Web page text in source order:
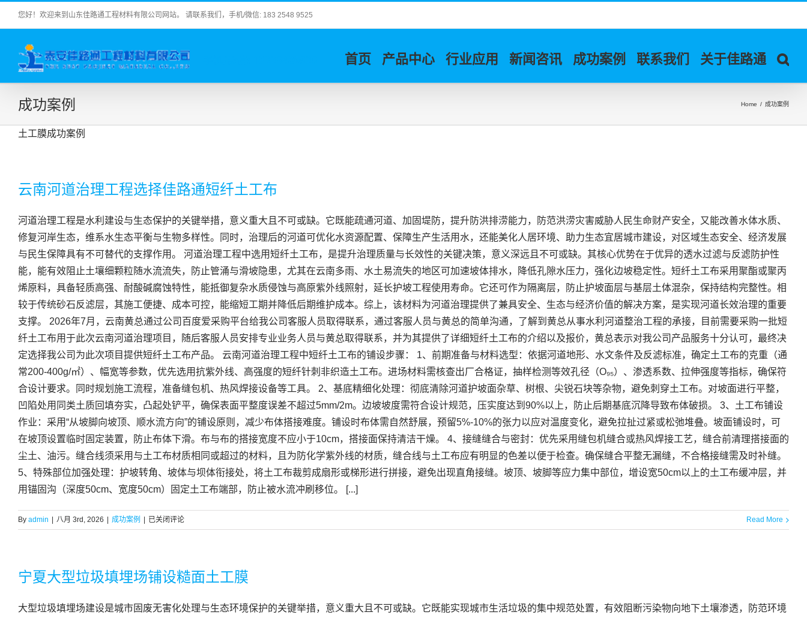
您好！欢迎来到山东佳路通工程材料有限公司网站。 请联系我们，手机/微信: 183 2548 9525
首页 产品中心 行业应用 新闻咨讯 成功案例 联系我们 关于佳路通
成功案例 Home / 成功案例
土工膜成功案例
云南河道治理工程选择佳路通短纤土工布
河道治理工程是水利建设与生态保护的关键举措，意义重大且不可或缺。它既能疏通河道、加固堤防，提升防洪排涝能力，防范洪涝灾害威胁人民生命财产安全，又能改善水体水质、
修复河岸生态，维系水生态平衡与生物多样性。同时，治理后的河道可优化水资源配置、保障生产生活用水，还能美化人居环境、助力生态宜居城市建设，对区域生态安全、经济发展
与民生保障具有不可替代的支撑作用。 河道治理工程中选用短纤土工布，是提升治理质量与长效性的关键决策，意义深远且不可或缺。其核心优势在于优异的透水过滤与反滤防护性
能，能有效阻止土壤细颗粒随水流流失，防止管涌与滑坡隐患，尤其在云南多雨、水土易流失的地区可加速坡体排水，降低孔隙水压力，强化边坡稳定性。短纤土工布采用聚酯或聚丙
烯原料，具备轻质高强、耐酸碱腐蚀特性，能抵御复杂水质侵蚀与高原紫外线照射，延长护坡工程使用寿命。它还可作为隔离层，防止护坡面层与基层土体混杂，保持结构完整性。相
较于传统砂石反滤层，其施工便捷、成本可控，能缩短工期并降低后期维护成本。综上，该材料为河道治理提供了兼具安全、生态与经济价值的解决方案，是实现河道长效治理的重要
支撑。 2026年7月，云南黄总通过公司百度爱采购平台给我公司客服人员取得联系，通过客服人员与黄总的简单沟通，了解到黄总从事水利河道整治工程的承接，目前需要采购一批短
纤土工布用于此次云南河道治理项目，随后客服人员安排专业业务人员与黄总取得联系，并为其提供了详细短纤土工布的介绍以及报价，黄总表示对我公司产品服务十分认可，最终决
定选择我公司为此次项目提供短纤土工布产品。 云南河道治理工程中短纤土工布的铺设步骤： 1、前期准备与材料选型：依据河道地形、水文条件及反滤标准，确定土工布的克重（通
常200-400g/㎡）、幅宽等参数，优先选用抗紫外线、高强度的短纤针刺非织造土工布。进场材料需核查出厂合格证，抽样检测等效孔径（O₉₅）、渗透系数、拉伸强度等指标，确保符
合设计要求。同时规划施工流程，准备缝包机、热风焊接设备等工具。 2、基底精细化处理：彻底清除河道护坡面杂草、树根、尖锐石块等杂物，避免刺穿土工布。对坡面进行平整，
凹陷处用同类土质回填夯实，凸起处铲平，确保表面平整度误差不超过5mm/2m。边坡坡度需符合设计规范，压实度达到90%以上，防止后期基底沉降导致布体破损。 3、土工布铺设
作业：采用“从坡脚向坡顶、顺水流方向”的铺设原则，减少布体搭接难度。铺设时布体需自然舒展，预留5%-10%的张力以应对温度变化，避免拉扯过紧或松弛堆叠。坡面铺设时，可
在坡顶设置临时固定装置，防止布体下滑。布与布的搭接宽度不应小于10cm，搭接面保持清洁干燥。 4、接缝缝合与密封：优先采用缝包机缝合或热风焊接工艺，缝合前清理搭接面的
尘土、油污。缝合线须采用与土工布材质相同或超过的材料，且为防化学紫外线的材质，缝合线与土工布应有明显的色差以便于检查。确保缝合平整无漏缝，不合格接缝需及时补缝。
5、特殊部位加强处理：护坡转角、坡体与坝体衔接处，将土工布裁剪成扇形或梯形进行拼接，避免出现直角接缝。坡顶、坡脚等应力集中部位，增设宽50cm以上的土工布缓冲层，并
用锚固沟（深度50cm、宽度50cm）固定土工布端部，防止被水流冲刷移位。 [...]
By admin 八月 3rd, 2026 成功案例
云
南
治
理
程
已关闭评论 Read More
宁夏大型垃圾填埋场铺设糙面土工膜
大型垃圾填埋场建设是城市固废无害化处理与生态环境保护的关键举措，意义重大且不可或缺。它既能实现城市生活垃圾的集中规范处置，有效阻断污染物向地下土壤渗透，防范环境